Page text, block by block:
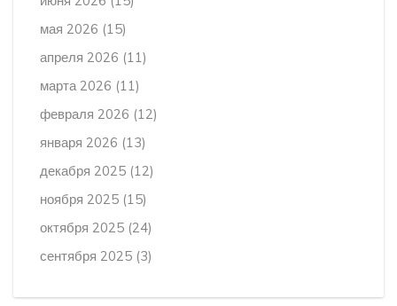
мая 2026 (15)
апреля 2026 (11)
марта 2026 (11)
февраля 2026 (12)
января 2026 (13)
декабря 2025 (12)
ноября 2025 (15)
октября 2025 (24)
сентября 2025 (3)